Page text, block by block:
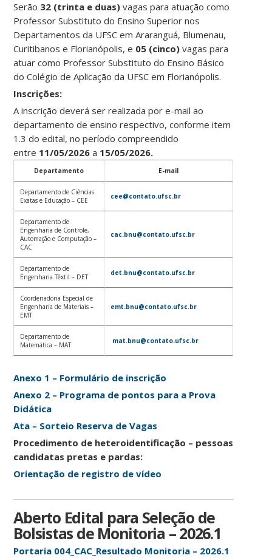
Serão 32 (trinta e duas) vagas para atuação como
Professor Substituto do Ensino Superior nos
Departamentos da UFSC em Araranguá, Blumenau,
Curitibanos e Florianópolis, e 05 (cinco) vagas para
atuar como Professor Substituto do Ensino Básico
do Colégio de Aplicação da UFSC em Florianópolis.
Inscrições:
A inscrição deverá ser realizada por e-mail ao
departamento de ensino respectivo, conforme item
1.3 do edital, no período compreendido
entre 11/05/2026 a 15/05/2026.
Departamento E-mail
Departamento de Ciências
Exatas e Educação – CEE
cee@contato.ufsc.br
Departamento de
Engenharia de Controle,
Automação e Computação –
CAC
cac.bnu@contato.ufsc.br
Departamento de
Engenharia Têxtil – DET
det.bnu@contato.ufsc.br
Coordenadoria Especial de
Engenharia de Materiais –
EMT
emt.bnu@contato.ufsc.br
Departamento de
Matemática – MAT
mat.bnu@contato.ufsc.br
Anexo 1 – Formulário de inscrição
Anexo 2 – Programa de pontos para a Prova
Didática
Ata – Sorteio Reserva de Vagas
Procedimento de heteroidentificação – pessoas
candidatas pretas e pardas:
Orientação de registro de vídeo
Aberto Edital para Seleção de
Bolsistas de Monitoria – 2026.1
Portaria 004_CAC_Resultado Monitoria – 2026.1